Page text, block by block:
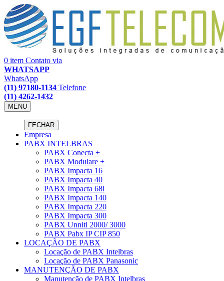
0 item Contato via
WHATSAPP
WhatsApp
(11) 97180-1134 Telefone
(11) 4262-1432
MENU
FECHAR
Empresa
PABX INTELBRAS
PABX Conecta +
PABX Modulare +
PABX Impacta 16
PABX Impacta 40
PABX Impacta 68i
PABX Impacta 140
PABX Impacta 220
PABX Impacta 300
PABX Unniti 2000/ 3000
PABX Pabx IP CIP 850
LOCAÇÃO DE PABX
Locação de PABX Intelbras
Locação de PABX Panasonic
MANUTENÇÃO DE PABX
Manutenção de PABX Intelbras